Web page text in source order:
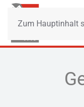
Zum Hauptinhalt